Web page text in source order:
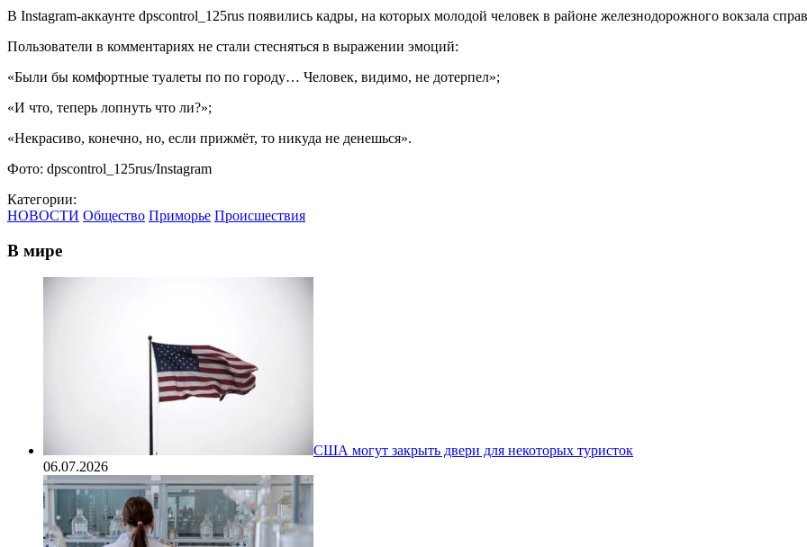
В Instagram-аккаунте dpscontrol_125rus появились кадры, на которых молодой человек в районе железнодорожного вокзала
Пользователи в комментариях не стали стесняться в выражении эмоций:
«Были бы комфортные туалеты по по городу… Человек, видимо, не дотерпел»;
«И что, теперь лопнуть что ли?»;
«Некрасиво, конечно, но, если прижмёт, то никуда не денешься».
Фото: dpscontrol_125rus/Instagram
Категории:
НОВОСТИ Общество Приморье Происшествия
В мире
США могут закрыть двери для некоторых туристок
06.07.2026